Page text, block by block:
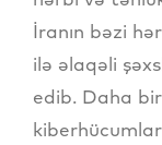
İranın bəzi
ilə əlaqəli
edib. Daha